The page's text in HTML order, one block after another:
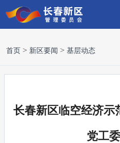
首
页
新
区
要
政
务
服
主
导
产
业
技
创
新
首页 新区要闻 基层动态
长春新区临空经济示
党工